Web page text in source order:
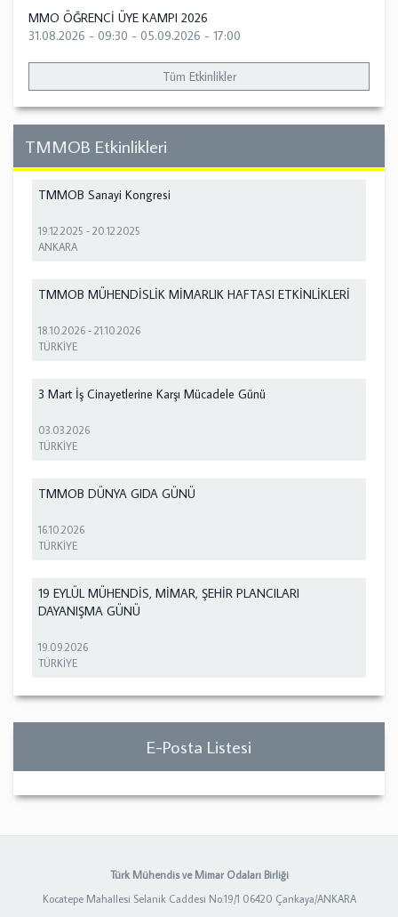
MMO ÖĞRENCİ ÜYE KAMPI 2026
31.08.2026 - 09:30 - 05.09.2026 - 17:00
Tüm Etkinlikler
TMMOB Etkinlikleri
TMMOB Sanayi Kongresi
19.12.2025 -20.12.2025
ANKARA
TMMOB MÜHENDİSLİK MİMARLIK HAFTASI ETKİNLİKLERİ
18.10.2026 -21.10.2026
TÜRKİYE
3 Mart İş Cinayetlerine Karşı Mücadele Günü
03.03.2026
TÜRKİYE
TMMOB DÜNYA GIDA GÜNÜ
16.10.2026
TÜRKİYE
19 EYLÜL MÜHENDİS, MİMAR, ŞEHİR PLANCILARI
DAYANIŞMA GÜNÜ
19.09.2026
TÜRKİYE
E-Posta Listesi
Türk Mühendis ve Mimar Odaları Birliği
Kocatepe Mahallesi Selanik Caddesi No:19/1 06420 Çankaya/ANKARA